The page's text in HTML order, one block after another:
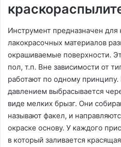
Инструмент предназначен для
лакокрасочных материалов
окрашиваемые поверхности.
пол, т.п. Вне зависимости от
работают по одному
давлением выбрасывается
виде мелких брызг. Они
называют факел, и
окраске основу. У каждого
в который заливается